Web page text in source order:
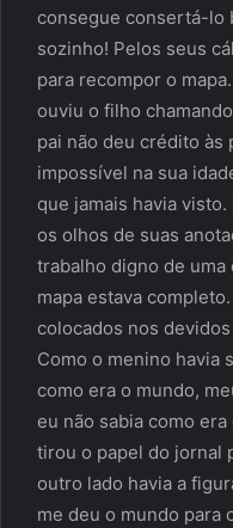
consegue consertá-lo
sozinho! Pelos seus
para recompor o
ouviu o filho
pai não deu crédito às
impossível na sua
que jamais havia
os olhos de suas
trabalho digno de uma
mapa estava
colocados nos
Como o menino havia
como era o mundo,
eu não sabia como
tirou o papel do jornal
outro lado havia a
me deu o mundo para